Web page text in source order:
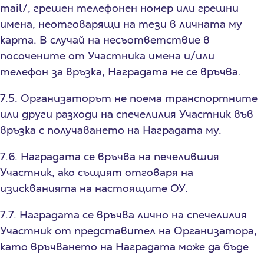
mail/, грешен телефонен номер или грешни
имена, неотговарящи на тези в личната му
карта. В случай на несъответствие в
посочените от Участника имена и/или
телефон за връзка, Наградата не се връчва.
7.5. Организаторът не поема транспортните
или други разходи на спечелилия Участник във
връзка с получаването на Наградата му.
7.6. Наградата се връчва на печелившия
Участник, ако същият отговаря на
изискванията на настоящите ОУ.
7.7. Наградата се връчва лично на спечелилия
Участник от представител на Организатора,
като връчването на Наградата може да бъде